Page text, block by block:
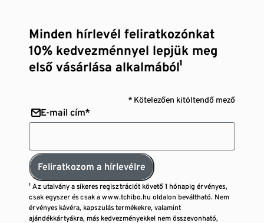
Minden hírlevél feliratkozónkat
10% kedvezménnyel lepjük meg
első vásárlása alkalmából¹
* Kötelezően kitöltendő mező
E-mail cím*
Feliratkozom a hírlevélre
¹ Az utalvány a sikeres regisztrációt követő 1 hónapig érvényes,
csak egyszer és csak a www.tchibo.hu oldalon beváltható. Nem
érvényes kávéra, kapszulás termékekre, valamint
ajándékkártyákra, más kedvezményekkel nem összevonható,